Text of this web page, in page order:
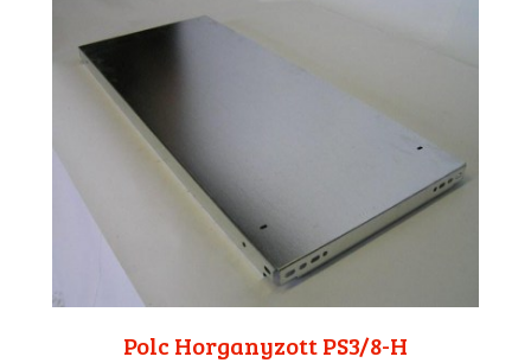
Polc Horganyzott PS3/8-H